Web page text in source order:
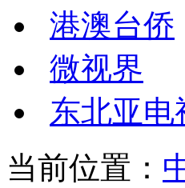
港澳台侨
微视界
东北亚电
当前位置：